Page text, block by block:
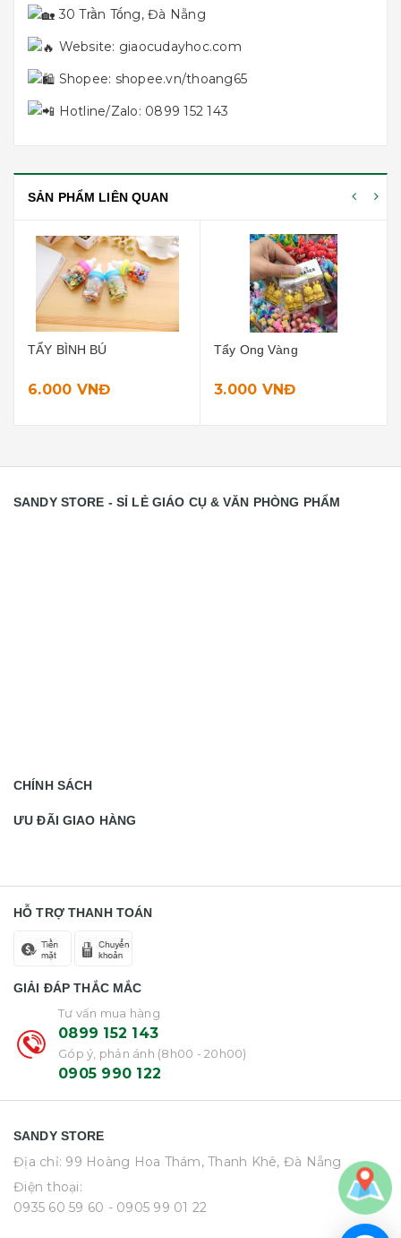
30 Trần Tống, Đà Nẵng
Website: giaocudayhoc.com
Shopee: shopee.vn/thoang65
Hotline/Zalo: 0899 152 143
SẢN PHẨM LIÊN QUAN
Tẩy Ong Vàng
3.000 VNĐ
Tẩy Gấu Trúc
3.000 VNĐ
SANDY STORE - SỈ LẺ GIÁO CỤ & VĂN PHÒNG PHẨM
CHÍNH SÁCH
ƯU ĐÃI GIAO HÀNG
HỖ TRỢ THANH TOÁN
GIẢI ĐÁP THẮC MẮC
Tư vấn mua hàng
0899 152 143
Góp ý, phản ánh (8h00 - 20h00)
0905 990 122
SANDY STORE
Địa chỉ: 99 Hoàng Hoa Thám, Thanh Khê, Đà Nẵng
Điện thoại:
0935 60 59 60 - 0905 99 01 22